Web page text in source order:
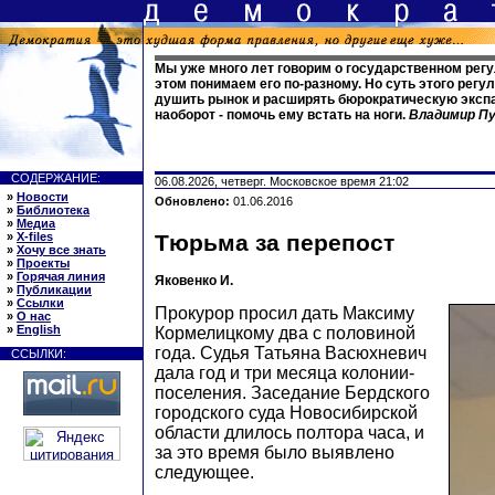
Мы уже много лет говорим о государственном
этом понимаем его по-разному. Но суть этого
душить рынок и расширять бюрократическую
наоборот - помочь ему встать на ноги. Владимир
СОДЕРЖАНИЕ:
» Новости
» Библиотека
» Медиа
» X-files
» Хочу все знать
» Проекты
» Горячая линия
» Публикации
» Ссылки
» О нас
» English
ССЫЛКИ:
06.08.2026, четверг. Московское время 21:02
Обновлено: 01.06.2016
Тюрьма за перепост
Яковенко И.
Прокурор просил дать Максиму
Кормелицкому два с половиной
года. Судья Татьяна Васюхневич
дала год и три месяца колонии-
поселения. Заседание Бердского
городского суда Новосибирской
области длилось полтора часа, и
за это время было выявлено
следующее.